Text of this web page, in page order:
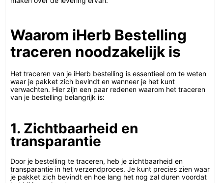
Waarom iHerb Bestelling
traceren noodzakelijk is
Het traceren van je iHerb bestelling is essentieel om te weten
waar je pakket zich bevindt en wanneer je het kunt
verwachten. Hier zijn een paar redenen waarom het traceren
van je bestelling belangrijk is:
1. Zichtbaarheid en
transparantie
Door je bestelling te traceren, heb je zichtbaarheid en
transparantie in het verzendproces. Je kunt precies zien waar
je pakket zich bevindt en hoe lang het nog zal duren voordat